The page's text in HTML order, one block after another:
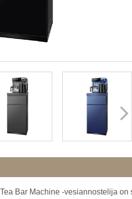
Bar Machine -vesiannostelija